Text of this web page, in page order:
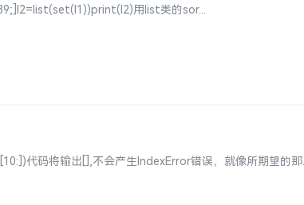
用list类的sor...
代码将输出[],不会产生IndexError错误，就像所期望的那...